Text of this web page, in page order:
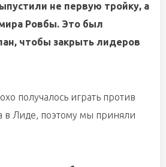
не первую тройку, а
Ровбы. Это был
чтобы закрыть лидеров
получалось играть против
в Лиде, поэтому мы приняли